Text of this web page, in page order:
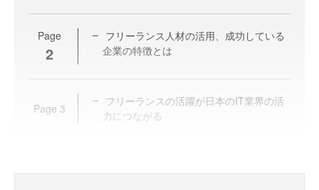
Page
2
フリーランス人材の活用、成功している
企業の特徴とは
Page 3
フリーランスの活躍が日本のIT業界の活
力につながる